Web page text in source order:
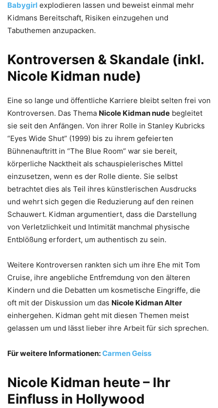
Babygirl explodieren lassen und beweist einmal mehr
Kidmans Bereitschaft, Risiken einzugehen und
Tabuthemen anzupacken.
Kontroversen & Skandale (inkl.
Nicole Kidman nude)
Eine so lange und öffentliche Karriere bleibt selten frei von
Kontroversen. Das Thema Nicole Kidman nude begleitet
sie seit den Anfängen. Von ihrer Rolle in Stanley Kubricks
“Eyes Wide Shut” (1999) bis zu ihrem gefeierten
Bühnenauftritt in “The Blue Room” war sie bereit,
körperliche Nacktheit als schauspielerisches Mittel
einzusetzen, wenn es der Rolle diente. Sie selbst
betrachtet dies als Teil ihres künstlerischen Ausdrucks
und wehrt sich gegen die Reduzierung auf den reinen
Schauwert. Kidman argumentiert, dass die Darstellung
von Verletzlichkeit und Intimität manchmal physische
Entblößung erfordert, um authentisch zu sein.
Weitere Kontroversen rankten sich um ihre Ehe mit Tom
Cruise, ihre angebliche Entfremdung von den älteren
Kindern und die Debatten um kosmetische Eingriffe, die
oft mit der Diskussion um das Nicole Kidman Alter
einhergehen. Kidman geht mit diesen Themen meist
gelassen um und lässt lieber ihre Arbeit für sich sprechen.
Für weitere Informationen:Carmen Geiss
Nicole Kidman heute – Ihr
Einfluss in Hollywood